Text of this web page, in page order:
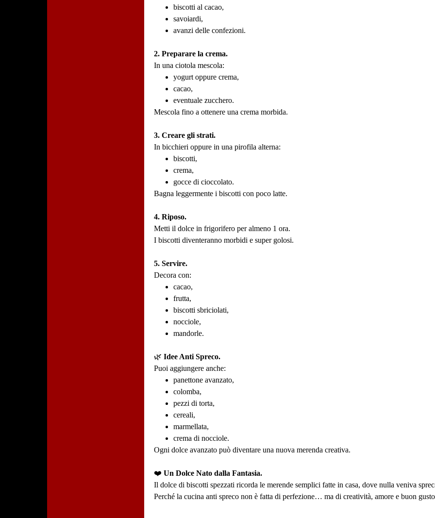
biscotti al cacao,
savoiardi,
avanzi delle confezioni.
2. Preparare la crema.
In una ciotola mescola:
yogurt oppure crema,
cacao,
eventuale zucchero.
Mescola fino a ottenere una crema morbida.
3. Creare gli strati.
In bicchieri oppure in una pirofila alterna:
biscotti,
crema,
gocce di cioccolato.
Bagna leggermente i biscotti con poco latte.
4. Riposo.
Metti il dolce in frigorifero per almeno 1 ora.
I biscotti diventeranno morbidi e super golosi.
5. Servire.
Decora con:
cacao,
frutta,
biscotti sbriciolati,
nocciole,
mandorle.
🌿 Idee Anti Spreco.
Puoi aggiungere anche:
panettone avanzato,
colomba,
pezzi di torta,
cereali,
marmellata,
crema di nocciole.
Ogni dolce avanzato può diventare una nuova merenda creativa.
❤️Un Dolce Nato dalla Fantasia.
Il dolce di biscotti spezzati ricorda le merende semplici fatte in casa, dove nulla veniva
Perché la cucina anti spreco non è fatta di perfezione… ma di creatività, amore e buon